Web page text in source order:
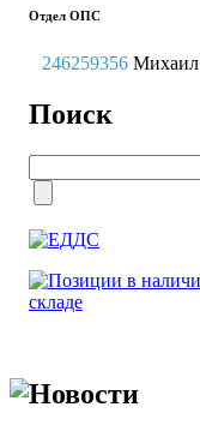
Отдел ОПС
246259356 Михаил
Поиск
Новости